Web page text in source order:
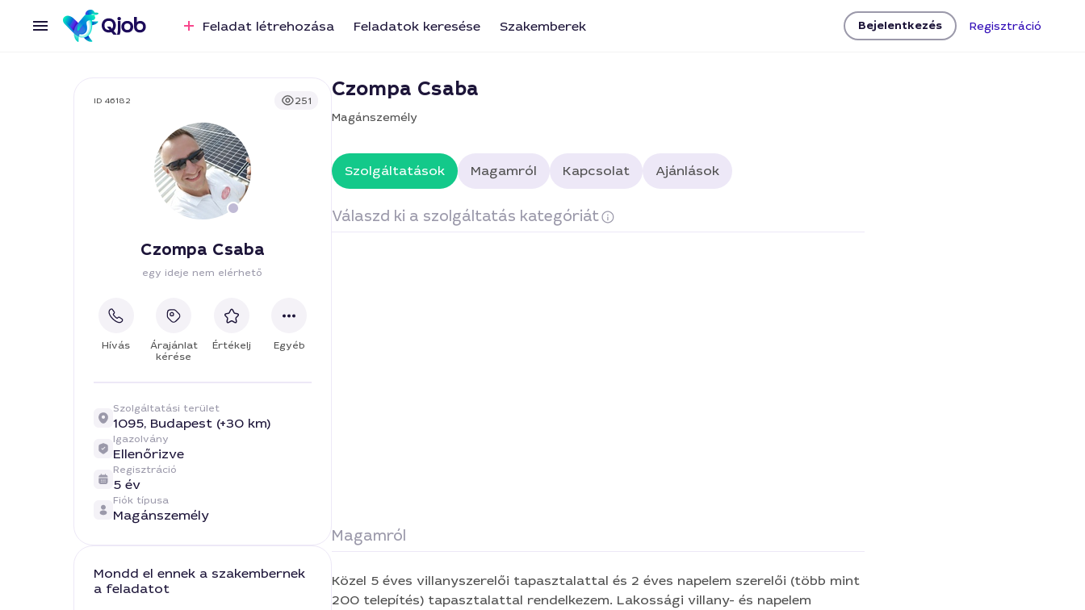
Feladat létrehozása Feladatok keresése Szakemberek Bejelentkezés Regisztráció
ID 46182 251
Czompa Csaba
egy ideje nem elérhető
Hívás
Árajánlat
kérése
Értékelj Egyéb
Szolgáltatási terület
1095, Budapest (+30 km)
Igazolvány
Ellenőrizve
Regisztráció
5 év
Fiók típusa
Magánszemély
Mondd el ennek a szakembernek
a feladatot
Czompa Csaba
Magánszemély
Szolgáltatások Magamról Kapcsolat Ajánlások
Válaszd ki a szolgáltatás kategóriát
Magamról
Közel 5 éves villanyszerelői tapasztalattal és 2 éves napelem szerelői (több mint
200 telepítés) tapasztalattal rendelkezem. Lakossági villany- és napelem